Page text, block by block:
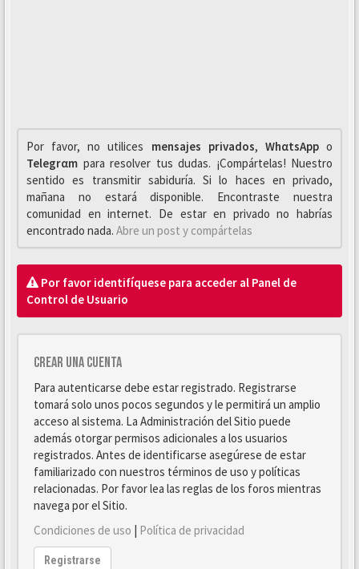
Por favor, no utilices mensajes privados, WhαtsAppo
Telegrαm para resolver tus dudas. ¡Compártelas! Nuestro
sentido es transmitir sabiduría. Si lo haces en privado,
mañana no estará disponible. Encontraste nuestra
comunidad en internet. De estar en privado no habrías
encontrado nada. Abre un post y compártelas
Por favor identifíquese para acceder al Panel de
Control de Usuario
Crear una cuenta
Para autenticarse debe estar registrado. Registrarse
tomará solo unos pocos segundos y le permitirá un amplio
acceso al sistema. La Administración del Sitio puede
además otorgar permisos adicionales a los usuarios
registrados. Antes de identificarse asegúrese de estar
familiarizado con nuestros términos de uso y políticas
relacionadas. Por favor lea las reglas de los foros mientras
navega por el Sitio.
Condiciones de uso | Política de privacidad
Registrarse